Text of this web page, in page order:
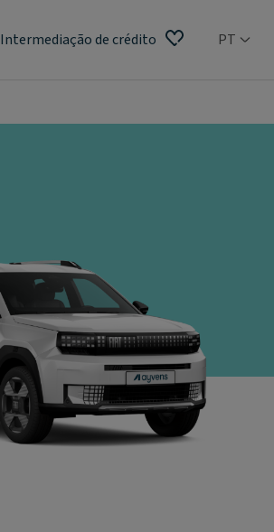
Intermediação de crédito PT